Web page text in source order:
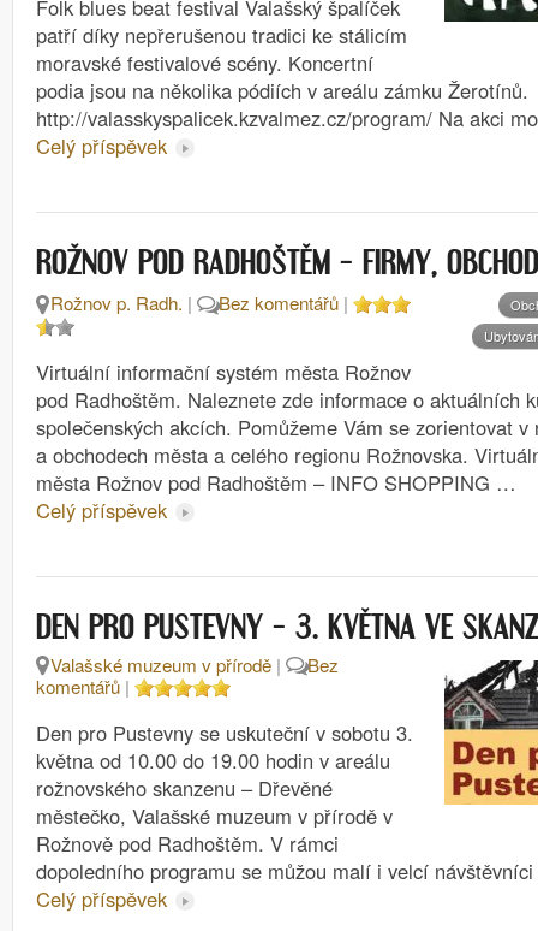
Folk blues beat festival Valašský špalíček
patří díky nepřerušenou tradici ke stálicím
moravské festivalové scény. Koncertní
podia jsou na několika pódiích v areálu zámku Žerotínů.
http://valasskyspalicek.kzvalmez.cz/program/ Na akci
Celý příspěvek
ROŽNOV POD RADHOŠTĚM – FIRMY,
Rožnov p. Radh. | Bez komentářů |
Virtuální informační systém města Rožnov
pod Radhoštěm. Naleznete zde informace o aktuálních
společenských akcích. Pomůžeme Vám se zorientovat v
a obchodech města a celého regionu Rožnovska.
města Rožnov pod Radhoštěm – INFO SHOPPING …
Celý příspěvek
DEN PRO PUSTEVNY – 3. KVĚTNA VE
Valašské muzeum v přírodě |
Bez
komentářů |
Den pro Pustevny se uskuteční v sobotu 3.
května od 10.00 do 19.00 hodin v areálu
rožnovského skanzenu – Dřevěné
městečko, Valašské muzeum v přírodě v
Rožnově pod Radhoštěm. V rámci
dopoledního programu se můžou malí i velcí
Celý příspěvek